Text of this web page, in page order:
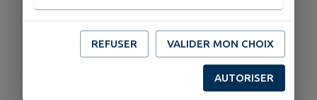
veille continue pour suivre l'évolution des
normes et réglementations relatives à
l'accessibilité numérique, afin de garantir une
mise à jour rapide des sites en cas de
modification des exigences légales.
REFUSER VALIDER MON CHOIX
AUTORISER